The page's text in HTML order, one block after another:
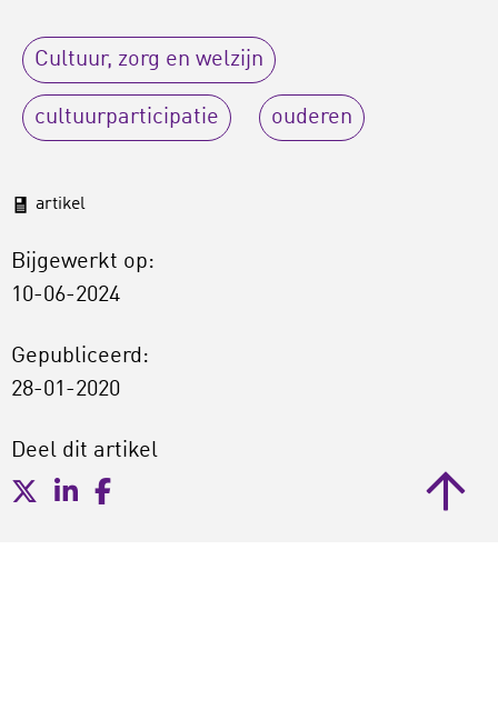
Cultuur, zorg en welzijn
cultuurparticipatie ouderen
artikel
Bijgewerkt op:
10-06-2024
Gepubliceerd:
28-01-2020
Deel dit artikel